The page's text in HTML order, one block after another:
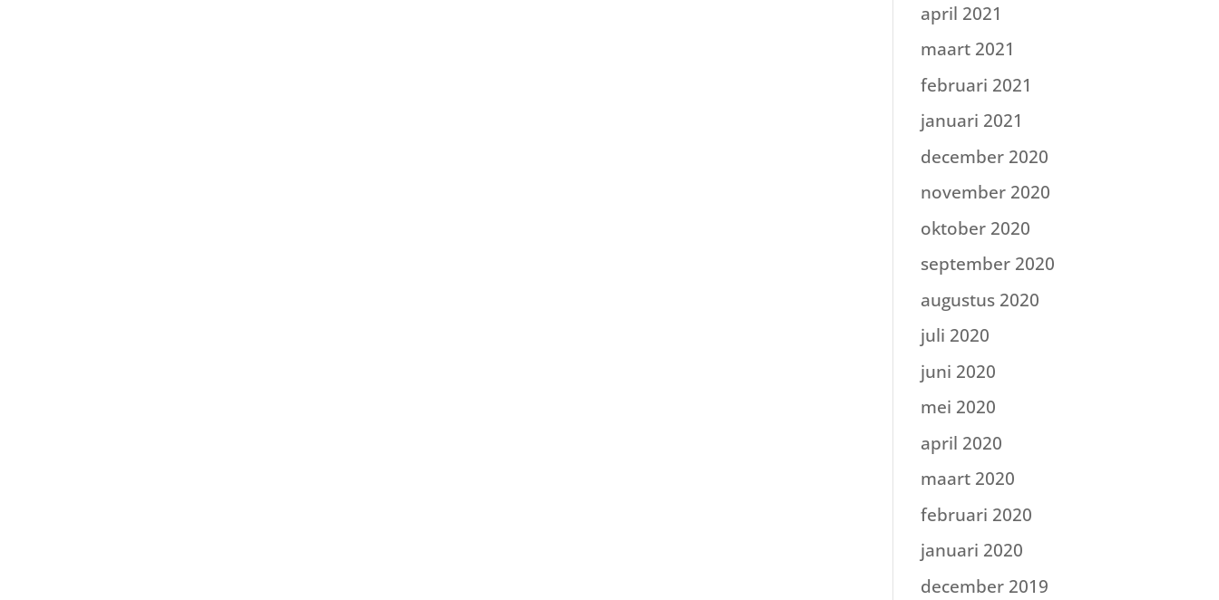
april 2021
maart 2021
februari 2021
januari 2021
december 2020
november 2020
oktober 2020
september 2020
augustus 2020
juli 2020
juni 2020
mei 2020
april 2020
maart 2020
februari 2020
januari 2020
december 2019